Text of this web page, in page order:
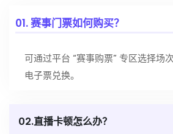
01. 赛事门票如何购买？
可通过平台 “赛事购票” 专区选择场
电子票兑换。
02.直播卡顿怎么办？